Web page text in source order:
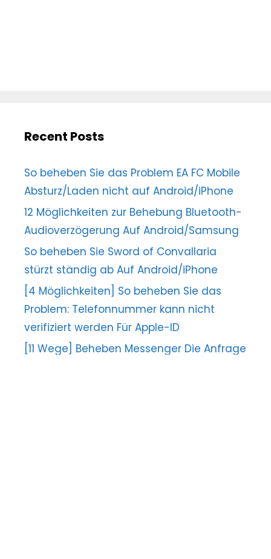
Recent Posts
So beheben Sie das Problem EA FC Mobile
Absturz/Laden nicht auf Android/iPhone
12 Möglichkeiten zur Behebung Bluetooth-
Audioverzögerung Auf Android/Samsung
So beheben Sie Sword of Convallaria
stürzt ständig ab Auf Android/iPhone
[4 Möglichkeiten] So beheben Sie das
Problem: Telefonnummer kann nicht
verifiziert werden Für Apple-ID
[11 Wege] Beheben Messenger Die Anfrage